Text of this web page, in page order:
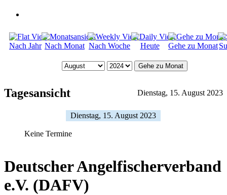
Nach Jahr Nach Monat Nach Woche Heute Gehe zu Monat
Gehe zu Monat
Tagesansicht Dienstag, 15. August 2023
Dienstag, 15. August 2023
Keine Termine
Deutscher Angelfischerverband
e.V. (DAFV)